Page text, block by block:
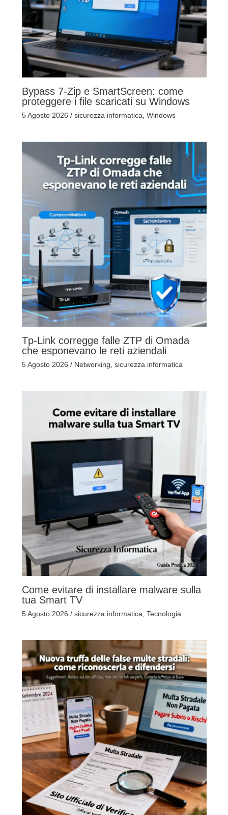
Bypass 7-Zip e SmartScreen: come
proteggere i file scaricati su Windows
5 Agosto 2026 / sicurezza informatica, Windows
Tp-Link corregge falle ZTP di Omada
che esponevano le reti aziendali
5 Agosto 2026 / Networking, sicurezza informatica
Come evitare di installare malware sulla
tua Smart TV
5 Agosto 2026 / sicurezza informatica, Tecnologia